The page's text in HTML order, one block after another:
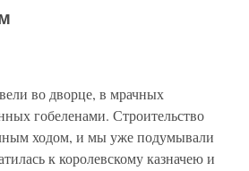
во дворце, в мрачных
гобеленами. Строительство
ходом, и мы уже подумывали
к королевскому казначею и